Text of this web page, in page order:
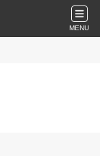
MENU